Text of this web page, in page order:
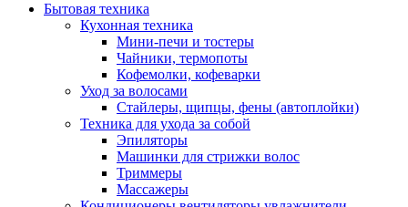
Бытовая техника
Кухонная техника
Мини-печи и тостеры
Чайники, термопоты
Кофемолки, кофеварки
Уход за волосами
Стайлеры, щипцы, фены (автоплойки)
Техника для ухода за собой
Эпиляторы
Машинки для стрижки волос
Триммеры
Массажеры